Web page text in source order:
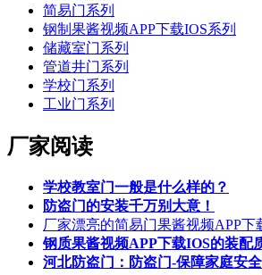
简易门系列
钢制果酱视频APP下载IOS系列
储藏室门系列
管道井门系列
学校门系列
工业门系列
厂家阅读
学校教室门一般是什么样的？
防盗门的安装千万别大意！
厂家漂亮的简易门果酱视频APP下
钢质果酱视频APP下载IOS的装配
河北防盗门：防盗门-保障家庭安